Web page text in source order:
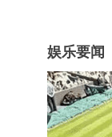
娱乐要闻